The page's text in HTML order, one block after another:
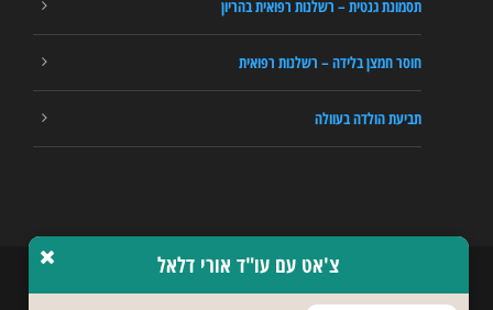
תסמונת גנטית – רשלנות רפואית בהריון
חוסר חמצן בלידה – רשלנות רפואית
תביעת הולדה בעוולה
כל הזכויות שמורות © 2017 פיצויים לנפגעי רשלנות רפואית -
צ'אט עם עו"ד אורי דלאל